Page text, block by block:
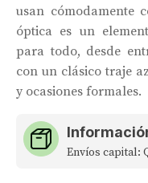
usan cómodamente
óptica es un
para todo, desde
con un clásico traje
y ocasiones formales.
Envíos capital: